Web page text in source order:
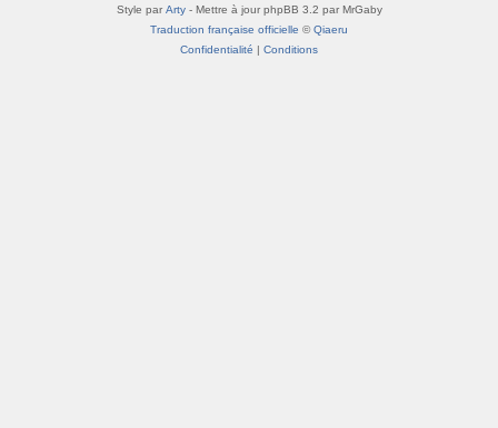
Style par Arty- Mettre à jour phpBB 3.2 par MrGaby
Traduction française officielle ©Qiaeru
Confidentialité | Conditions